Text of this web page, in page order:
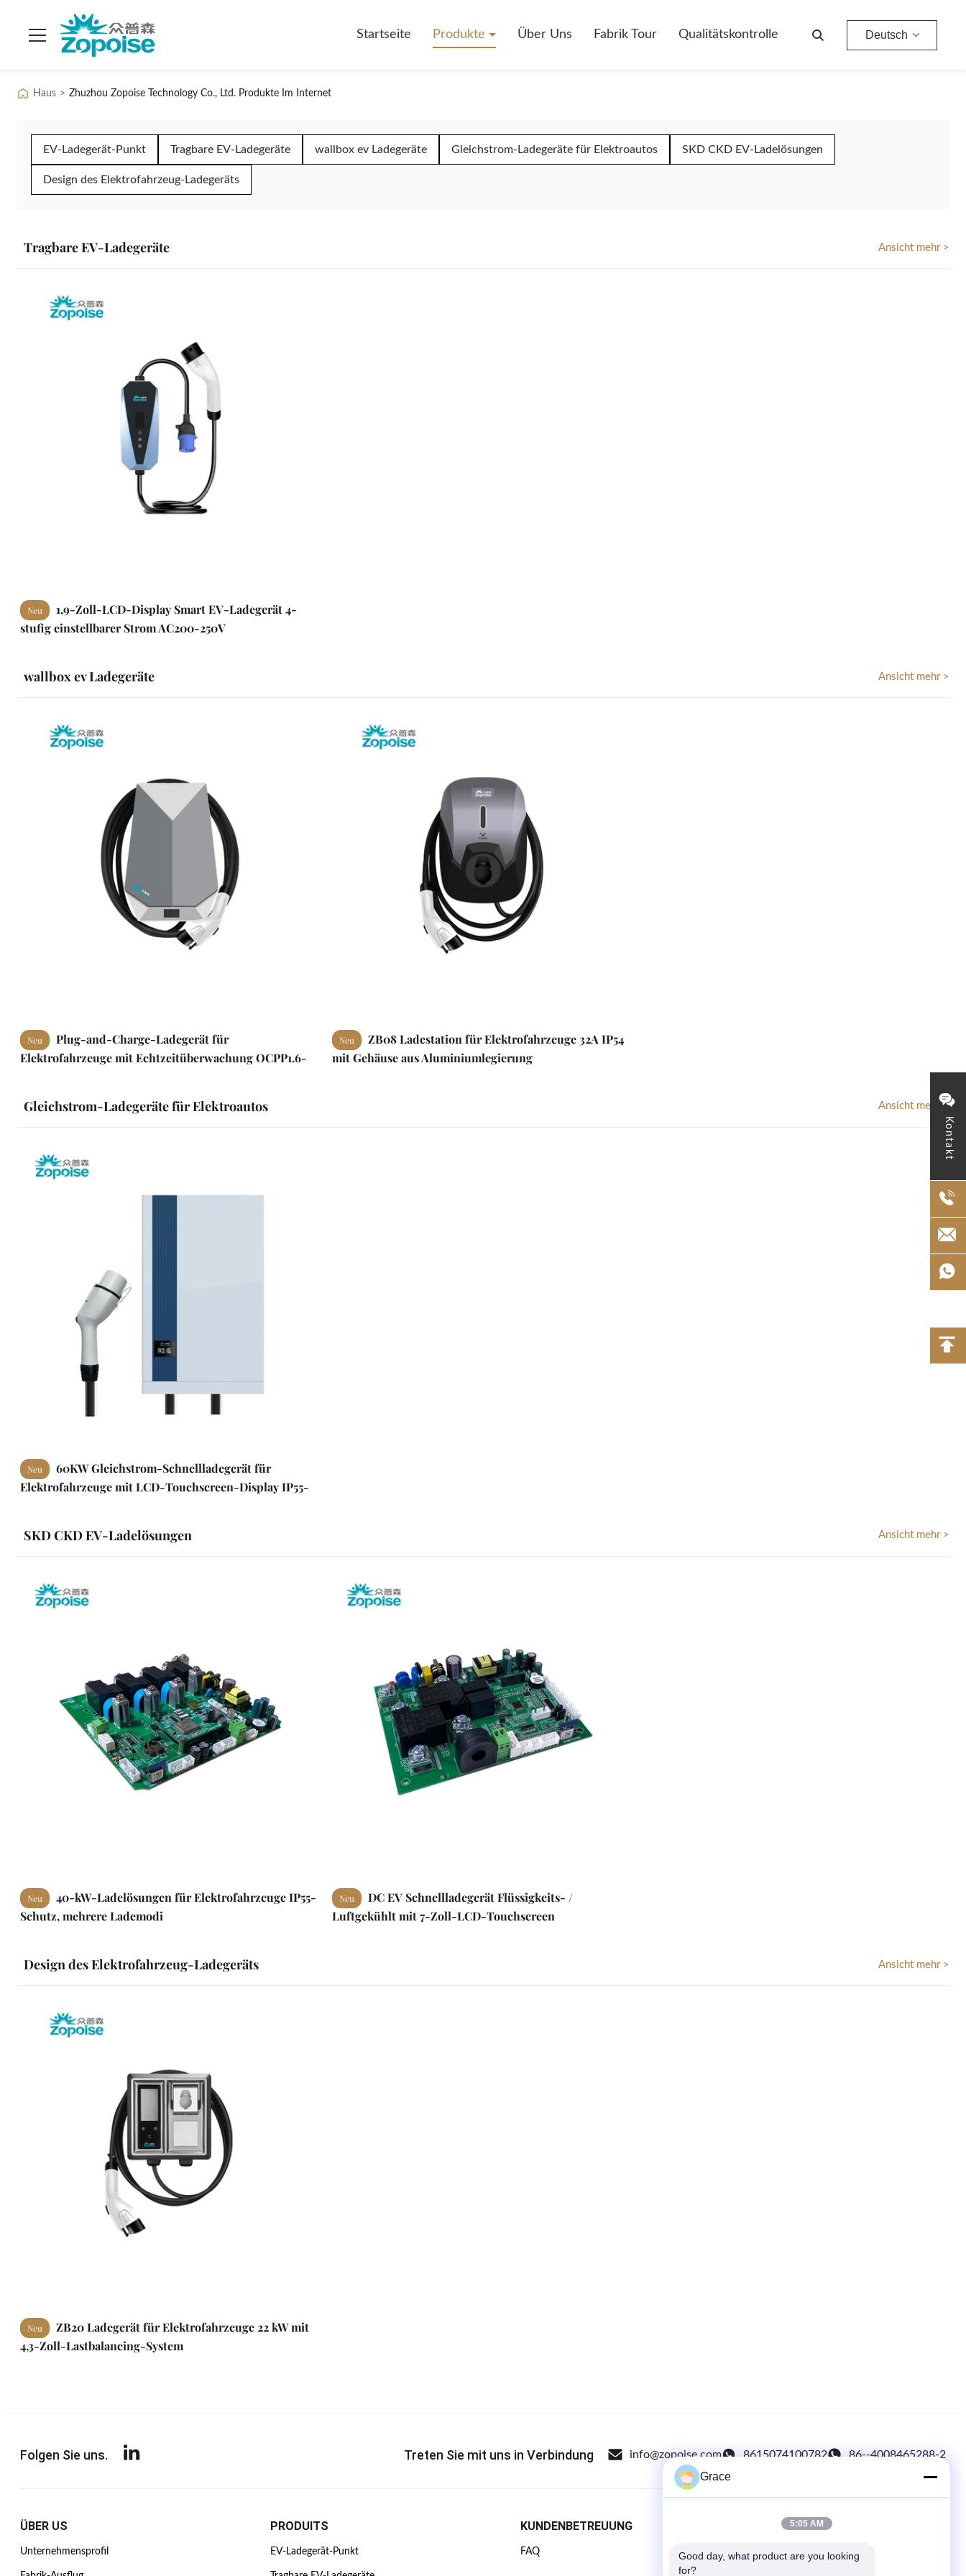
Kontakt
Startseite Produkte Über Uns Fabrik Tour Qualitätskontrolle Deutsch
Haus > Zhuzhou Zopoise Technology Co., Ltd. Produkte Im Internet
EV-Ladegerät-Punkt Tragbare EV-Ladegeräte wallbox ev Ladegeräte Gleichstrom-Ladegeräte für Elektroautos SKD CKD EV-Ladelösungen
Design des Elektrofahrzeug-Ladegeräts
Tragbare EV-Ladegeräte Ansicht mehr >
Neu
1,9-Zoll-LCD-Display Smart EV-Ladegerät 4-
stufig einstellbarer Strom AC200-250V
wallbox ev Ladegeräte Ansicht mehr >
Neu
Plug-and-Charge-Ladegerät für
Elektrofahrzeuge mit Echtzeitüberwachung OCPP1.6-
Neu
ZB08 Ladestation für Elektrofahrzeuge 32A IP54
mit Gehäuse aus Aluminiumlegierung
Gleichstrom-Ladegeräte für Elektroautos Ansicht mehr >
Neu
60KW Gleichstrom-Schnellladegerät für
Elektrofahrzeuge mit LCD-Touchscreen-Display IP55-
SKD CKD EV-Ladelösungen Ansicht mehr >
Neu
40-kW-Ladelösungen für Elektrofahrzeuge IP55-
Schutz, mehrere Lademodi
Neu
DC EV Schnellladegerät Flüssigkeits- /
Luftgekühlt mit 7-Zoll-LCD-Touchscreen
Design des Elektrofahrzeug-Ladegeräts Ansicht mehr >
Neu
ZB20 Ladegerät für Elektrofahrzeuge 22 kW mit
4,3-Zoll-Lastbalancing-System
Folgen Sie uns. Treten Sie mit uns in Verbindung info@zopoise.com 8615074100782 86--4008465288-2
ÜBER US
Unternehmensprofil
PRODUITS
EV-Ladegerät-Punkt
KUNDENBETREUUNG
FAQ
SCHNELLE VERBINDUNGEN
Haus
Grace
5:05 AM
Good day, what product are you looking
for?